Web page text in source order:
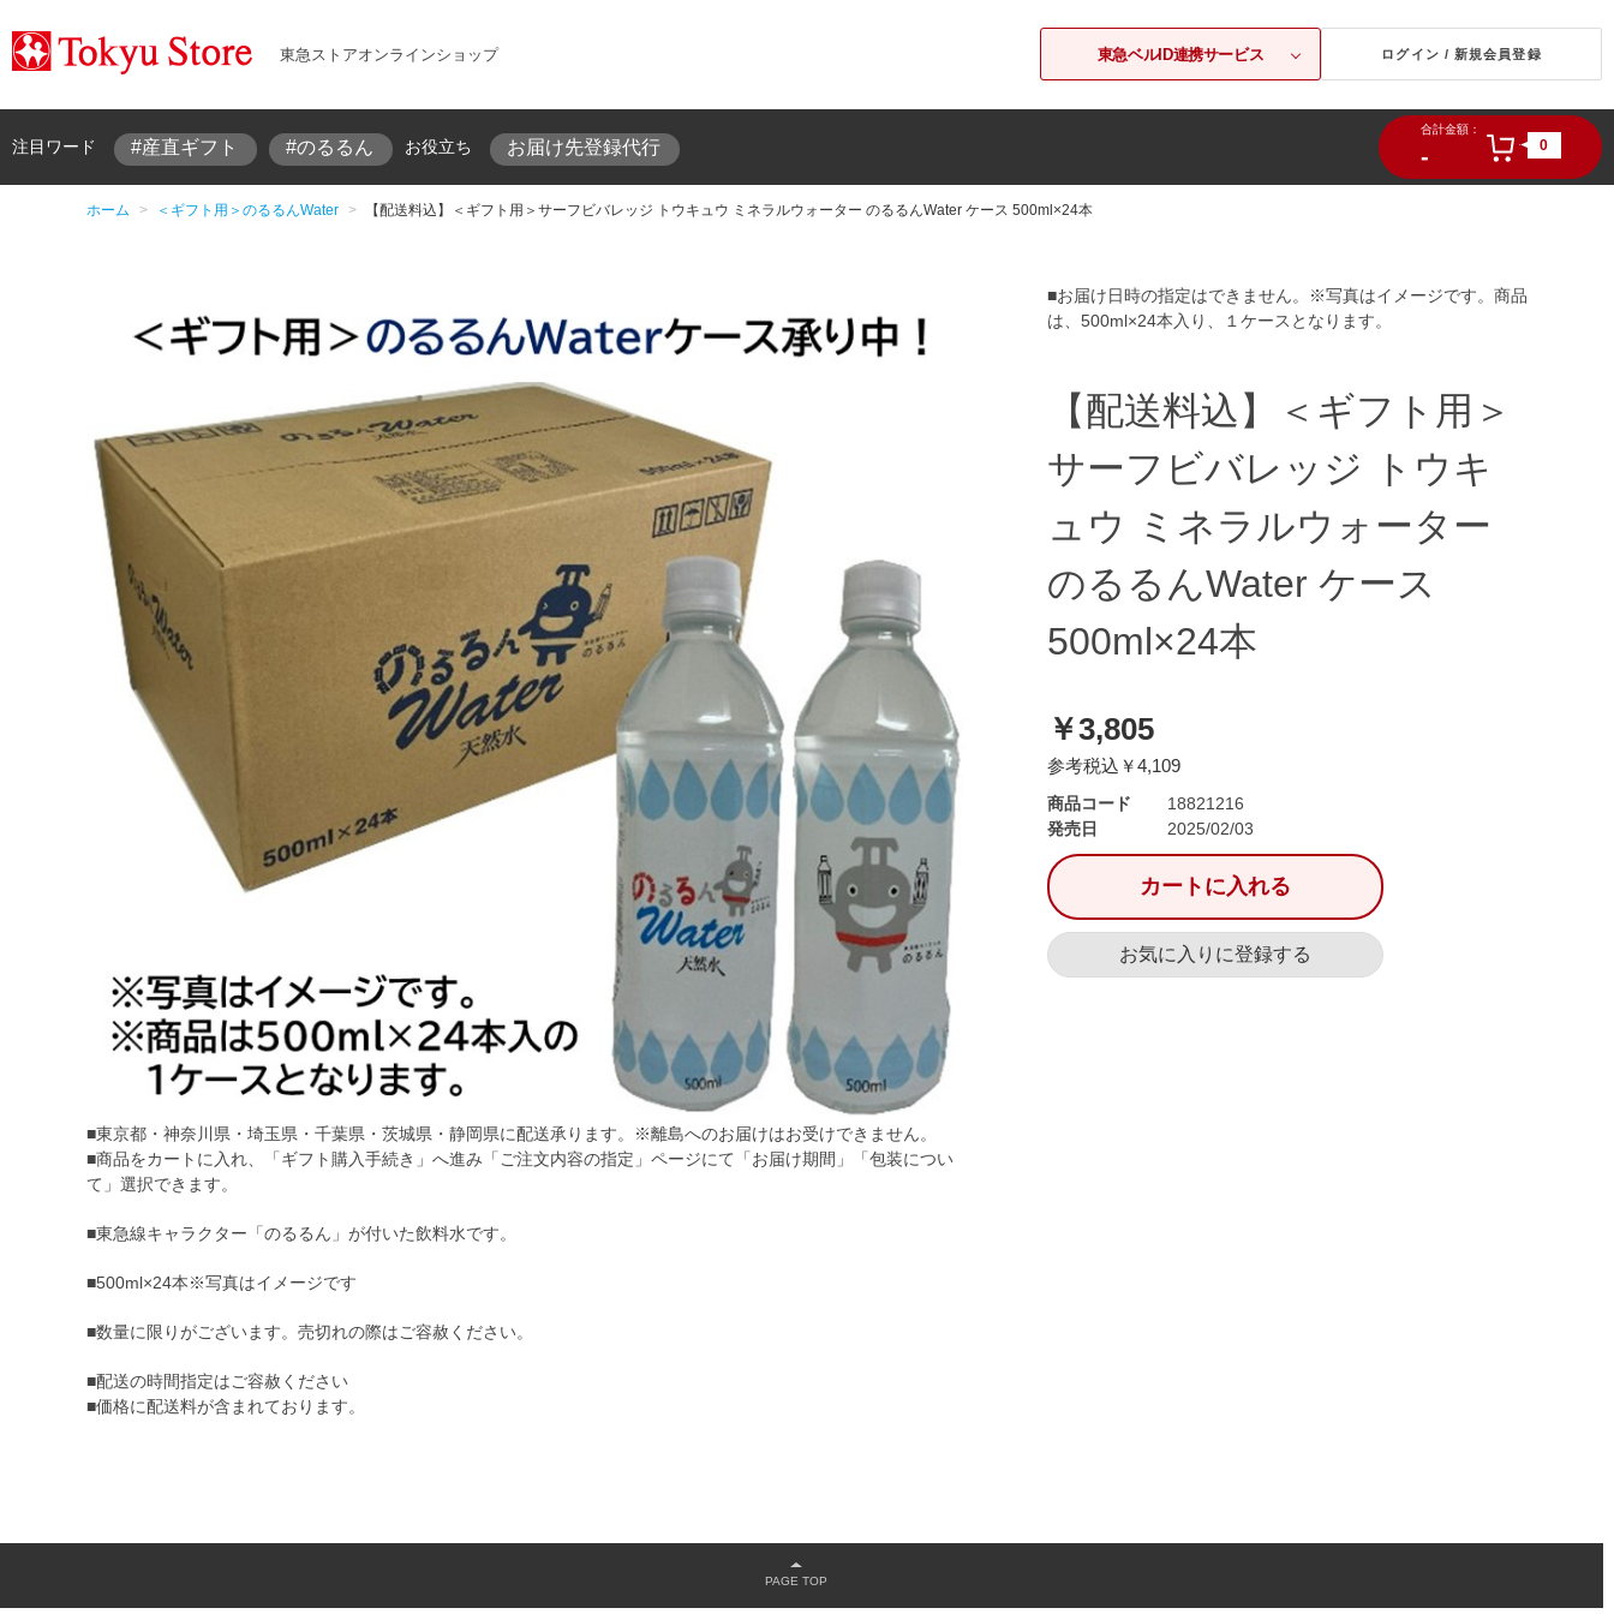
東急ストアオンラインショップ 東急ベルID連携サービス ログイン / 新規会員登録
注目ワード #産直ギフト #のるるん お役立ち お届け先登録代行
合計金額：
- 0
ホーム > ＜ギフト用＞のるるんWater > 【配送料込】＜ギフト用＞サーフビバレッジ トウキュウ ミネラルウォーター のるるんWater ケース 500ml×24本
■東京都・神奈川県・埼玉県・千葉県・茨城県・静岡県に配送承ります。※離島へのお届けはお受けできません。
■商品をカートに入れ、「ギフト購入手続き」へ進み「ご注文内容の指定」ページにて「お届け期間」「包装につい
て」選択できます。
■東急線キャラクター「のるるん」が付いた飲料水です。
■500ml×24本※写真はイメージです
■数量に限りがございます。売切れの際はご容赦ください。
■配送の時間指定はご容赦ください
■価格に配送料が含まれております。
■お届け日時の指定はできません。※写真はイメージです。商品
は、500ml×24本入り、１ケースとなります。
【配送料込】＜ギフト用＞
サーフビバレッジ トウキ
ュウ ミネラルウォーター
のるるんWater ケース
500ml×24本
参考税込￥4,109
￥3,805
商品コード
18821216
発売日
2025/02/03
カートに入れる
お気に入りに登録する